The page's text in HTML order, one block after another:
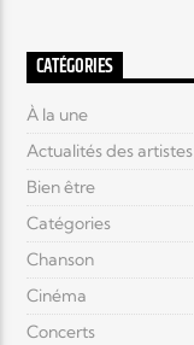
CATÉGORIES
À la une
Actualités des artistes
Bien être
Catégories
Chanson
Cinéma
Concerts